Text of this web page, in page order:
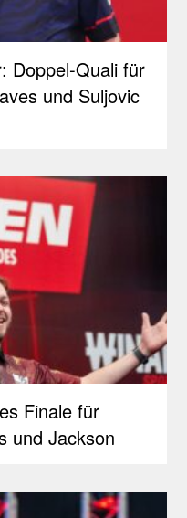
Doppel-Quali für
und Suljovic
Finale für
und Jackson